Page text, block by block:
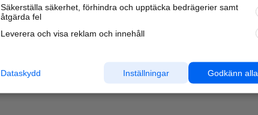
Säkerställa säkerhet, förhindra och upptäcka bedrägerier samt
åtgärda fel
Leverera och visa reklam och innehåll
Godkänn alla
Inställningar
Dataskydd